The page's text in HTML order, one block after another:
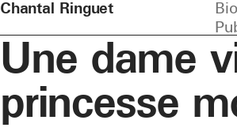
Chantal Ringuet Bio
Une dame
princesse